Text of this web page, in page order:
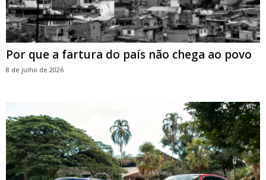
Por que a fartura do país não chega ao povo
8 de julho de 2026